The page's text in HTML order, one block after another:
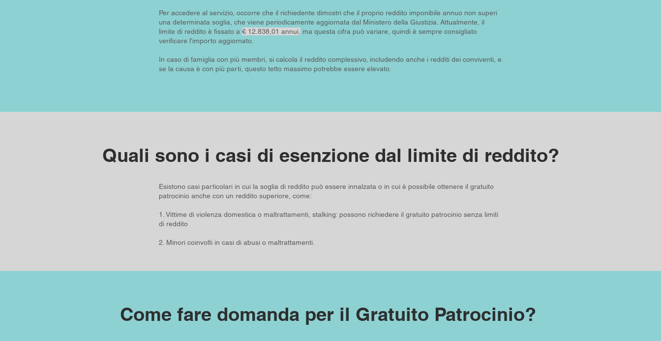
Per accedere al servizio, occorre che il richiedente dimostri che il proprio reddito imponibile annuo non superi
una determinata soglia, che viene periodicamente aggiornata dal Ministero della Giustizia. Attualmente, il
limite di reddito è fissato a € 12.838,01 annui,
ma questa cifra può variare, quindi è sempre consigliato
verificare l'importo aggiornato.
In caso di famiglia con più membri, si calcola il reddito complessivo, includendo anche i redditi dei conviventi, e
se la causa è con più parti, questo tetto massimo potrebbe essere elevato.
Quali sono i casi di esenzione dal limite di reddito?
Esistono casi particolari in cui la soglia di reddito può essere innalzata o in cui è possibile ottenere il gratuito
patrocinio anche con un reddito superiore, come:
1. Vittime di violenza domestica o maltrattamenti, stalking: possono richiedere il gratuito patrocinio senza limiti
di reddito
2. Minori coinvolti in casi di abusi o maltrattamenti.
Come fare domanda per il Gratuito Patrocinio?